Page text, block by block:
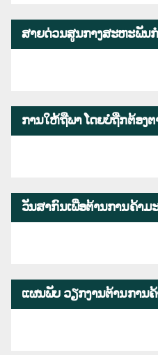
ສາຍດ່ວນສູນກາງສະຫະພັນ
ການໃຫ້ຖືພາ ໂດຍບໍ່ຖືກຕ້ອງ
ວັນສາກົນເພື່ອຕ້ານການຄ້າມ
ແຜນພັບ ວຽກງານຕ້ານການ